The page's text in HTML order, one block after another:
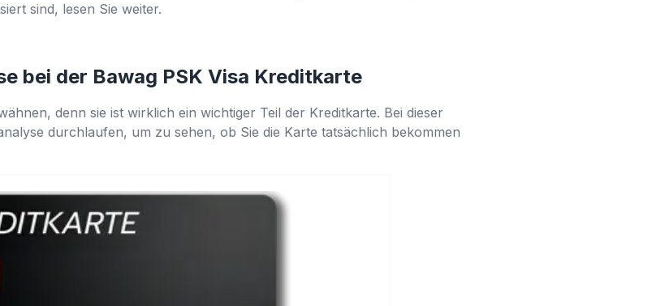
sind, lesen Sie weiter.
bei der Bawag PSK Visa Kreditkarte
denn sie ist wirklich ein wichtiger Teil der Kreditkarte. Bei dieser
durchlaufen, um zu sehen, ob Sie die Karte tatsächlich bekommen